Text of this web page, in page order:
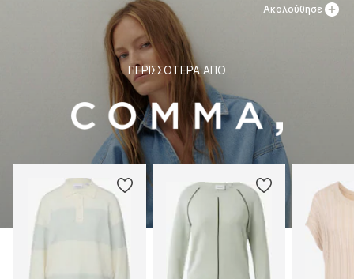
ΠΕΡΙΣΣΌΤΕΡΑ ΑΠΌ
Ακολούθησε